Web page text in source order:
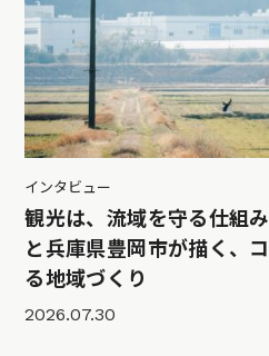
インタビュー
観光は、流域を守る仕組
と兵庫県豊岡市が描く、
る地域づくり
2026.07.30